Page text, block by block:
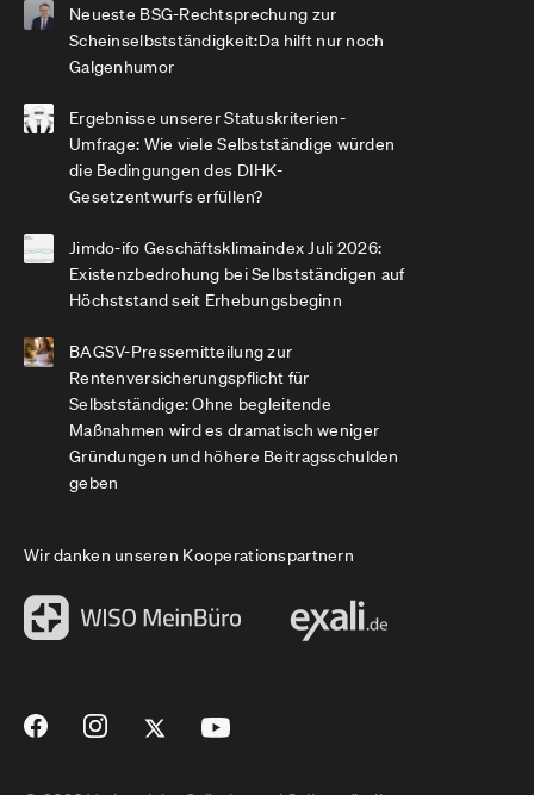
Neueste BSG-Rechtsprechung zur
Scheinselbstständigkeit:Da hilft nur noch
Galgenhumor
Ergebnisse unserer Statuskriterien-
Umfrage: Wie viele Selbstständige würden
die Bedingungen des DIHK-
Gesetzentwurfs erfüllen?
Jimdo-ifo Geschäftsklimaindex Juli 2026:
Existenzbedrohung bei Selbstständigen auf
Höchststand seit Erhebungsbeginn
BAGSV-Pressemitteilung zur
Rentenversicherungspflicht für
Selbstständige: Ohne begleitende
Maßnahmen wird es dramatisch weniger
Gründungen und höhere Beitragsschulden
geben
Wir danken unseren Kooperationspartnern